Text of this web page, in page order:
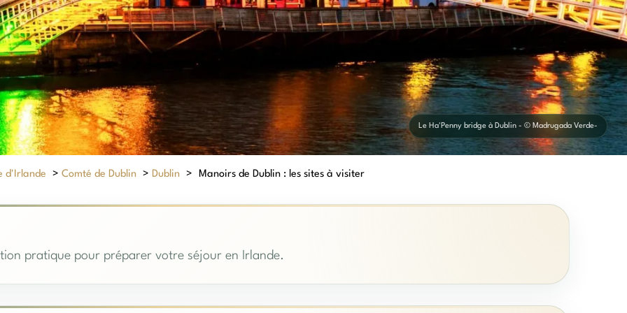
Le Ha'Penny bridge à Dublin - © Madrugada Verde-
d'Irlande >Comté de Dublin > Dublin > Manoirs de Dublin : les sites à visiter
pratique pour préparer votre séjour en Irlande.